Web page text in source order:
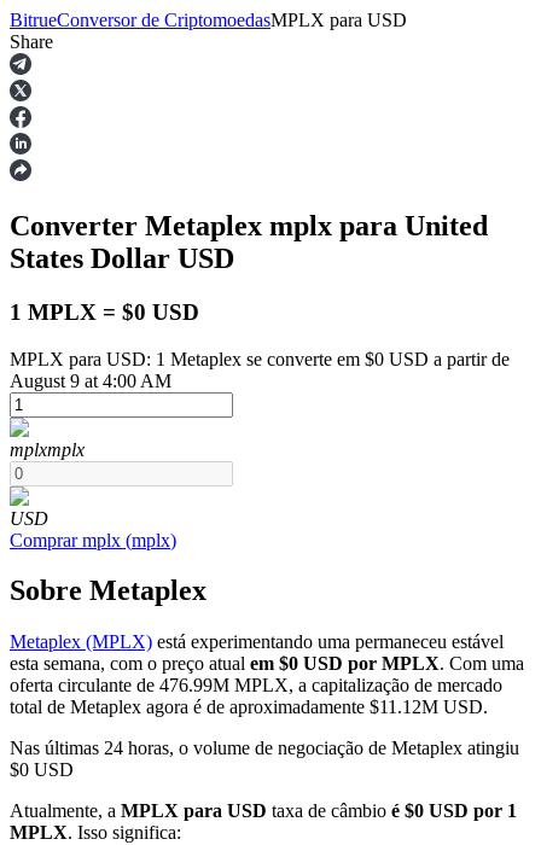
Futuros
Futuros de USDT
Futuros COIN-M
Futuros de criptomoeda
TradFi
Derivativos de ações, câmbio, metais preciosos e commodities
BitrueConversor de CriptomoedasMPLX para USD
Share
Converter Metaplex mplx para United
States Dollar USD
1 MPLX = $0 USD
MPLX para USD: 1 Metaplex se converte em $0 USD a partir de
August 9 at 4:00 AM
mplxmplx
USD
Comprar mplx (mplx)
Sobre Metaplex
Metaplex (MPLX) está experimentando uma permaneceu estável
esta semana, com o preço atual em $0 USD por MPLX. Com uma
oferta circulante de 476.99M MPLX, a capitalização de mercado
total de Metaplex agora é de aproximadamente $11.12M USD.
Nas últimas 24 horas, o volume de negociação de Metaplex atingiu
$0 USD
Atualmente, a MPLX para USD taxa de câmbio é $0 USD por 1
MPLX. Isso significa: